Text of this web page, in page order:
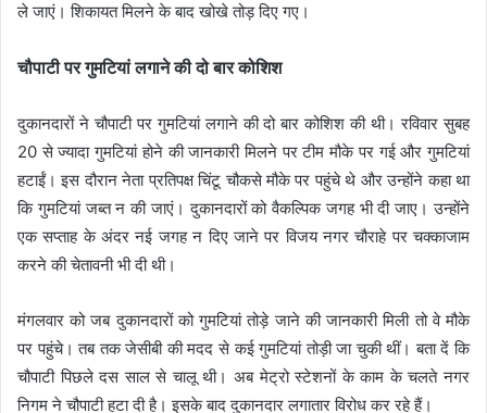
ले जाएं। शिकायत मिलने के बाद खोखे तोड़ दिए गए।
चौपाटी पर गुमटियां लगाने की दो बार कोशिश
दुकानदारों ने चौपाटी पर गुमटियां लगाने की दो बार कोशिश की थी। रविवार सुबह
20 से ज्यादा गुमटियां होने की जानकारी मिलने पर टीम मौके पर गई और गुमटियां
हटाईं। इस दौरान नेता प्रतिपक्ष चिंटू चौकसे मौके पर पहुंचे थे और उन्होंने कहा था
कि गुमटियां जब्त न की जाएं। दुकानदारों को वैकल्पिक जगह भी दी जाए। उन्होंने
एक सप्ताह के अंदर नई जगह न दिए जाने पर विजय नगर चौराहे पर चक्काजाम
करने की चेतावनी भी दी थी।
मंगलवार को जब दुकानदारों को गुमटियां तोड़े जाने की जानकारी मिली तो वे मौके
पर पहुंचे। तब तक जेसीबी की मदद से कई गुमटियां तोड़ी जा चुकी थीं। बता दें कि
चौपाटी पिछले दस साल से चालू थी। अब मेट्रो स्टेशनों के काम के चलते नगर
निगम ने चौपाटी हटा दी है। इसके बाद दुकानदार लगातार विरोध कर रहे हैं।